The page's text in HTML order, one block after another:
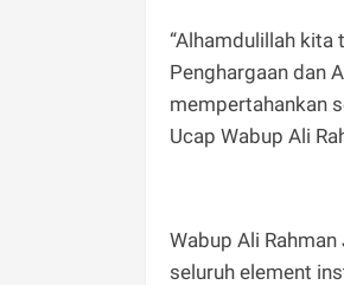
“Alhamdulillah kita
Penghargaan dan
mempertahankan
Ucap Wabup Ali
Wabup Ali
seluruh element